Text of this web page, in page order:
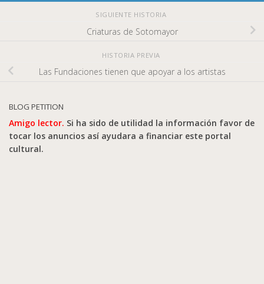
SIGUIENTE HISTORIA
Criaturas de Sotomayor
HISTORIA PREVIA
Las Fundaciones tienen que apoyar a los artistas
BLOG PETITION
Amigo lector. Si ha sido de utilidad la información favor de
tocar los anuncios así ayudara a financiar este portal
cultural.